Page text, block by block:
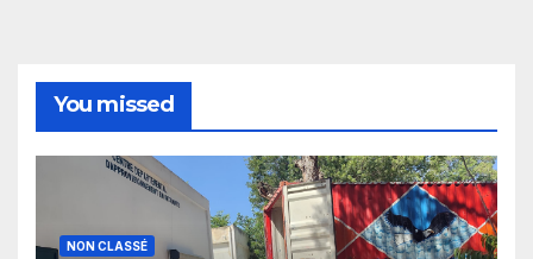
You missed
NON CLASSÉ